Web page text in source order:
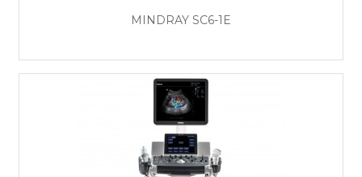
MINDRAY SС6-1E